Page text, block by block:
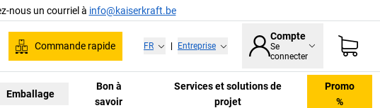
nous un courriel à info@kaiserkraft.be
Commande rapide FR Entreprise
Compte
Se
connecter
Emballage
Bon à
savoir
Services et solutions de
projet
Promo
%